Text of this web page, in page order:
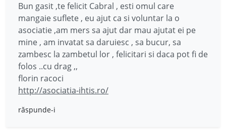
Bun gasit ,te felicit Cabral , esti omul care
mangaie suflete , eu ajut ca si voluntar la o
asociatie ,am mers sa ajut dar mau ajutat ei pe
mine , am invatat sa daruiesc , sa bucur, sa
zambesc la zambetul lor , felicitari si daca pot fi de
folos ..cu drag ,,
florin racoci
http://asociatia-ihtis.ro/
răspunde-i